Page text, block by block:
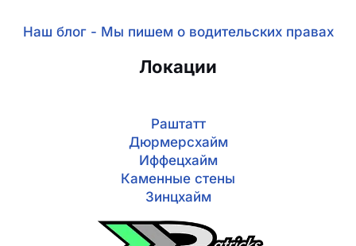
Наш блог - Мы пишем о водительских правах
Локации
Раштатт
Дюрмерсхайм
Иффецхайм
Каменные стены
Зинцхайм